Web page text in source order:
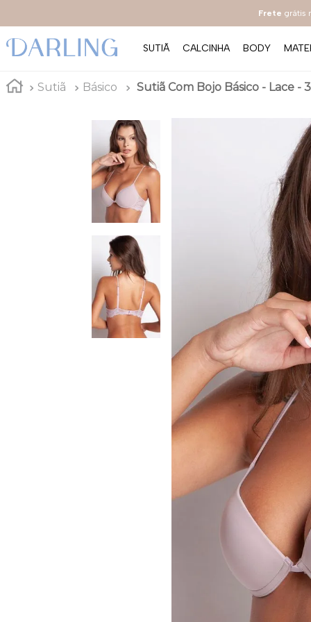
Frete grátis
SUTIÃ CALCINHA BODY
Sutiã Básico Sutiã Com Bojo Básico - Lace -